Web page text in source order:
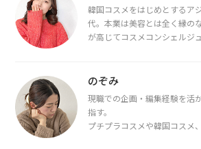
韓国コスメをはじめとするア
代。本業は美容とは全く縁の
が高じてコスメコンシェルジ
断・骨格診断によるイメージ
のぞみ
現職での企画・編集経験を活
指す。
プチプラコスメや韓国コスメ